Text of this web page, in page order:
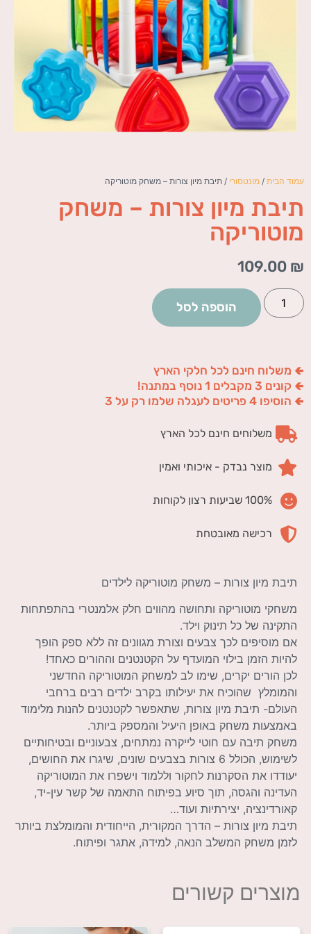
עמוד הבית / מונטסורי / תיבת מיון צורות – משחק מוטוריקה
תיבת מיון צורות – משחק
מוטוריקה
109.00 ₪
הוספה לסל
🢀 משלוח חינם לכל חלקי הארץ
🢀 קונים 3 מקבלים 1 נוסף במתנה!
🢀 הוסיפו 4 פריטים לעגלה שלמו רק על 3
משלוחים חינם לכל הארץ
מוצר נבדק - איכותי ואמין
100% שביעות רצון לקוחות
רכישה מאובטחת
תיבת מיון צורות – משחק מוטוריקה לילדים
משחקי מוטוריקה ותחושה מהווים חלק אלמנטרי בהתפתחות
התקינה של כל תינוק וילד.
אם מוסיפים לכך צבעים וצורת מגוונים זה ללא ספק הופך
להיות הזמן בילוי המועדף על הקטנטנים וההורים כאחד!
לכן הורים יקרים, שימו לב למשחק המוטוריקה החדשני
והמומלץ שהוכיח את יעילותו בקרב ילדים רבים ברחבי
העולם- תיבת מיון צורות, שתאפשר לקטנטנים להנות מלימוד
באמצעות משחק באופן היעיל והמספק ביותר.
משחק תיבה עם חוטי לייקרה נמתחים, צבעוניים ובטיחותיים
לשימוש, הכולל 6 צורות בצבעים שונים, שיגרו את החושים,
יעודדו את הסקרנות לחקור וללמוד וישפרו את המוטוריקה
העדינה והגסה, תוך סיוע בפיתוח התאמה של קשר עין-יד,
קאורדינציה, יצירתיות ועוד…
תיבת מיון צורות – הדרך המקורית, הייחודית והמומלצת ביותר
לזמן משחק המשלב הנאה, למידה, אתגר ופיתוח.
מוצרים קשורים